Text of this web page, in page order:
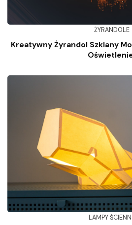
ŻYRANDOLE
Kreatywny Żyrandol Szklany
LAMPY